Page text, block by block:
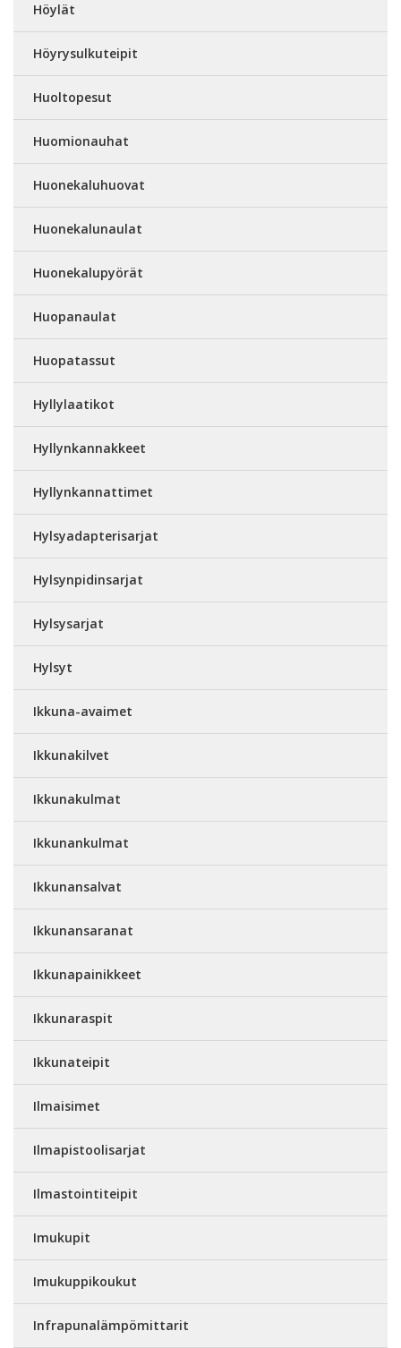
Höylät
Höyrysulkuteipit
Huoltopesut
Huomionauhat
Huonekaluhuovat
Huonekalunaulat
Huonekalupyörät
Huopanaulat
Huopatassut
Hyllylaatikot
Hyllynkannakkeet
Hyllynkannattimet
Hylsyadapterisarjat
Hylsynpidinsarjat
Hylsysarjat
Hylsyt
Ikkuna-avaimet
Ikkunakilvet
Ikkunakulmat
Ikkunankulmat
Ikkunansalvat
Ikkunansaranat
Ikkunapainikkeet
Ikkunaraspit
Ikkunateipit
Ilmaisimet
Ilmapistoolisarjat
Ilmastointiteipit
Imukupit
Imukuppikoukut
Infrapunalämpömittarit